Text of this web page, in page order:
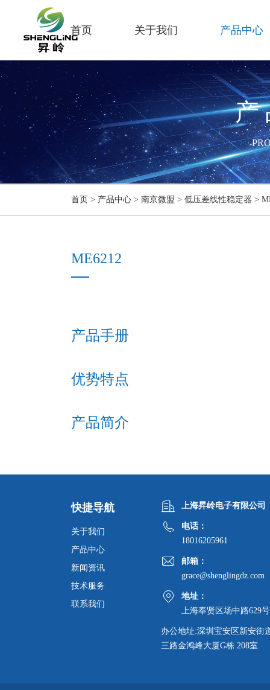
首页 关于我们 产品中心
首页 > 产品中心> 南京微盟 > 低压差线性稳定器 >
ME6212
产品手册
优势特点
产品简介
快捷导航
关于我们
产品中心
新闻资讯
技术服务
联系我们
上海昇岭电子有限公司
电话：
18016205961
邮箱：
grace@shenglingdz.com
地址：
上海奉贤区场中路629号
办公地址:深圳宝安区新安街
三路金鸿峰大厦G栋 208室